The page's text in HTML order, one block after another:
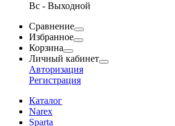
Вс - Выходной
Сравнение
Избранное
Корзина
Личный кабинет
Авторизация
Регистрация
Каталог
Narex
Sparta